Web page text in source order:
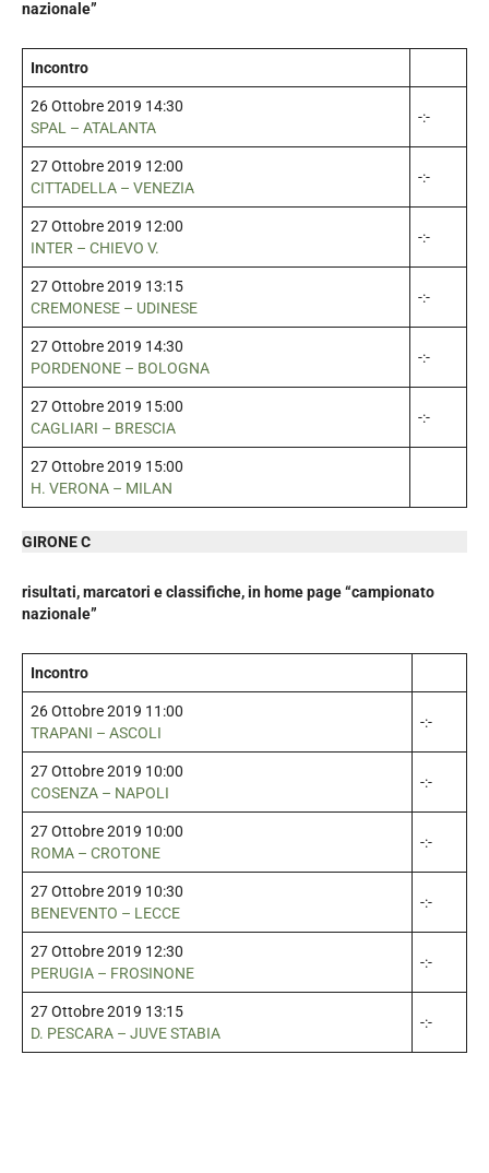
nazionale”
Incontro
26 Ottobre 2019 14:30
SPAL – ATALANTA
-:-
27 Ottobre 2019 12:00
CITTADELLA – VENEZIA
-:-
27 Ottobre 2019 12:00
INTER – CHIEVO V.
-:-
27 Ottobre 2019 13:15
CREMONESE – UDINESE
-:-
27 Ottobre 2019 14:30
PORDENONE – BOLOGNA
-:-
27 Ottobre 2019 15:00
CAGLIARI – BRESCIA
-:-
27 Ottobre 2019 15:00
H. VERONA – MILAN
GIRONE C
risultati, marcatori e classifiche, in home page “campionato
nazionale”
Incontro
26 Ottobre 2019 11:00
TRAPANI – ASCOLI
-:-
27 Ottobre 2019 10:00
COSENZA – NAPOLI
-:-
27 Ottobre 2019 10:00
ROMA – CROTONE
-:-
27 Ottobre 2019 10:30
BENEVENTO – LECCE
-:-
27 Ottobre 2019 12:30
PERUGIA – FROSINONE
-:-
27 Ottobre 2019 13:15
D. PESCARA – JUVE STABIA
-:-